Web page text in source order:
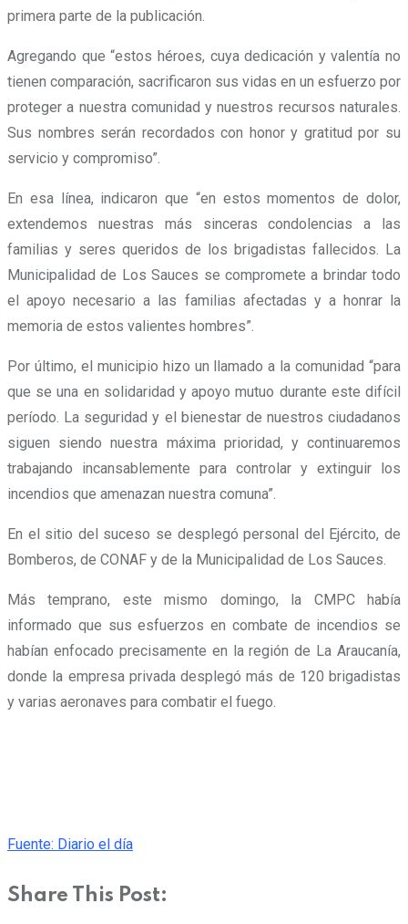
primera parte de la publicación.
Agregando que “estos héroes, cuya dedicación y valentía no
tienen comparación, sacrificaron sus vidas en un esfuerzo por
proteger a nuestra comunidad y nuestros recursos naturales.
Sus nombres serán recordados con honor y gratitud por su
servicio y compromiso”.
En esa línea, indicaron que “en estos momentos de dolor,
extendemos nuestras más sinceras condolencias a las
familias y seres queridos de los brigadistas fallecidos. La
Municipalidad de Los Sauces se compromete a brindar todo
el apoyo necesario a las familias afectadas y a honrar la
memoria de estos valientes hombres”.
Por último, el municipio hizo un llamado a la comunidad “para
que se una en solidaridad y apoyo mutuo durante este difícil
período. La seguridad y el bienestar de nuestros ciudadanos
siguen siendo nuestra máxima prioridad, y continuaremos
trabajando incansablemente para controlar y extinguir los
incendios que amenazan nuestra comuna”.
En el sitio del suceso se desplegó personal del Ejército, de
Bomberos, de CONAF y de la Municipalidad de Los Sauces.
Más temprano, este mismo domingo, la CMPC había
informado que sus esfuerzos en combate de incendios se
habían enfocado precisamente en la región de La Araucanía,
donde la empresa privada desplegó más de 120 brigadistas
y varias aeronaves para combatir el fuego.
Fuente: Diario el día
Share This Post: